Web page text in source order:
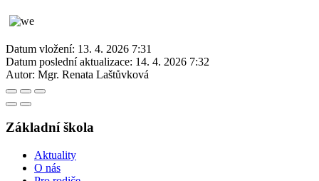
Datum vložení: 13. 4. 2026 7:31
Datum poslední aktualizace: 14. 4. 2026 7:32
Autor: Mgr. Renata Laštůvková
Základní škola
Aktuality
O nás